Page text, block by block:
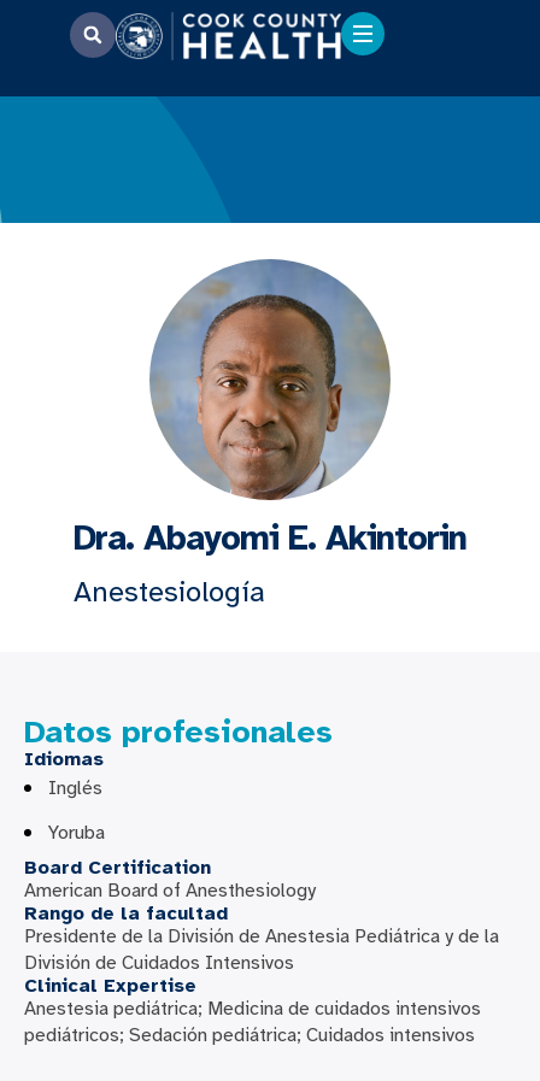
Dra. Abayomi E. Akintorin
Anestesiología
Datos profesionales
Idiomas
Inglés
Yoruba
Board Certification
American Board of Anesthesiology
Rango de la facultad
Presidente de la División de Anestesia Pediátrica y de la
División de Cuidados Intensivos
Clinical Expertise
Anestesia pediátrica; Medicina de cuidados intensivos
pediátricos; Sedación pediátrica; Cuidados intensivos